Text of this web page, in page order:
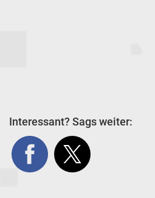
Interessant? Sags weiter: